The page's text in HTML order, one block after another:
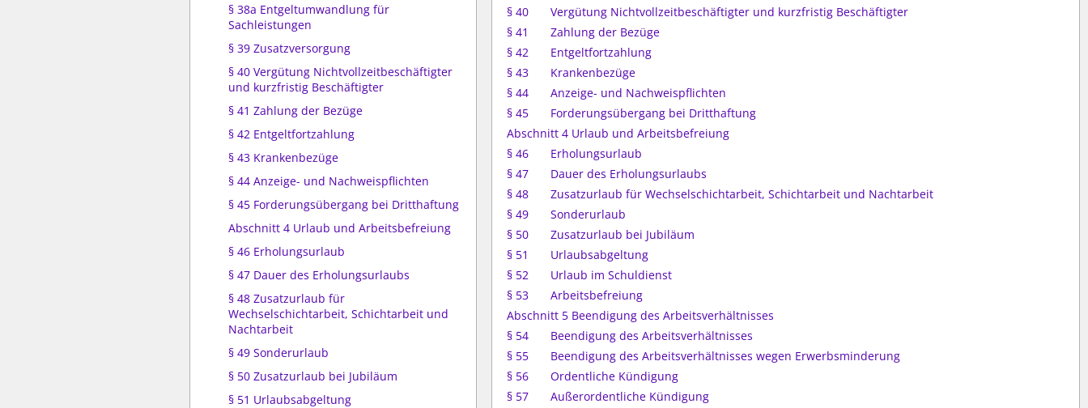
§ 38a Entgeltumwandlung für
Sachleistungen
§ 39 Zusatzversorgung
§ 40 Vergütung Nichtvollzeitbeschäftigter
und kurzfristig Beschäftigter
§ 41 Zahlung der Bezüge
§ 42 Entgeltfortzahlung
§ 43 Krankenbezüge
§ 44 Anzeige- und Nachweispflichten
§ 45 Forderungsübergang bei Dritthaftung
Abschnitt 4 Urlaub und Arbeitsbefreiung
§ 46 Erholungsurlaub
§ 47 Dauer des Erholungsurlaubs
§ 48 Zusatzurlaub für
Wechselschichtarbeit, Schichtarbeit und
Nachtarbeit
§ 49 Sonderurlaub
§ 50 Zusatzurlaub bei Jubiläum
§ 51 Urlaubsabgeltung
§ 40
Vergütung Nichtvollzeitbeschäftigter und kurzfristig Beschäftigter
§ 41
Zahlung der Bezüge
§ 42
Entgeltfortzahlung
§ 43
Krankenbezüge
§ 44
Anzeige- und Nachweispflichten
§ 45
Forderungsübergang bei Dritthaftung
Abschnitt 4 Urlaub und Arbeitsbefreiung
§ 46
Erholungsurlaub
§ 47
Dauer des Erholungsurlaubs
§ 48
Zusatzurlaub für Wechselschichtarbeit, Schichtarbeit und Nachtarbeit
§ 49
Sonderurlaub
§ 50
Zusatzurlaub bei Jubiläum
§ 51
Urlaubsabgeltung
§ 52
Urlaub im Schuldienst
§ 53
Arbeitsbefreiung
Abschnitt 5 Beendigung des Arbeitsverhältnisses
§ 54
Beendigung des Arbeitsverhältnisses
§ 55
Beendigung des Arbeitsverhältnisses wegen Erwerbsminderung
§ 56
Ordentliche Kündigung
§ 57
Außerordentliche Kündigung